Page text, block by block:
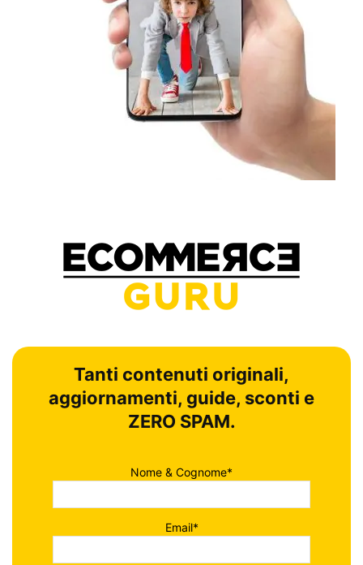
Tanti contenuti originali,
aggiornamenti, guide, sconti e
ZERO SPAM.
Nome & Cognome*
Email*